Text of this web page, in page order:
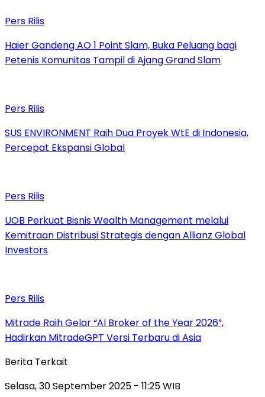
Pers Rilis
Haier Gandeng AO 1 Point Slam, Buka Peluang bagi
Petenis Komunitas Tampil di Ajang Grand Slam
Pers Rilis
SUS ENVIRONMENT Raih Dua Proyek WtE di Indonesia,
Percepat Ekspansi Global
Pers Rilis
UOB Perkuat Bisnis Wealth Management melalui
Kemitraan Distribusi Strategis dengan Allianz Global
Investors
Pers Rilis
Mitrade Raih Gelar “AI Broker of the Year 2026”,
Hadirkan MitradeGPT Versi Terbaru di Asia
Berita Terkait
Selasa, 30 September 2025 - 11:25 WIB